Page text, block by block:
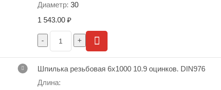
30
1 543.00 ₽
Шпилька резьбовая 6х1000 10.9 оцинков. DIN976